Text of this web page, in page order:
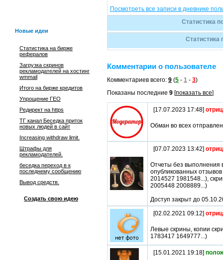
Новые идеи
Статистика на бирже
рефералов
Загрузка скринов
рекламодателей на хостинг
wmmail
Итого на бирже кредитов
Упрощение ГЕО
Редирект на https
ТГ канал Беседка приток
новых людей в сайт
Increasing withdraw limit.
Штрафы для
рекламодателей.
беседка переход в к
последнему сообщению
Вывод средств.
Создать свою идею
Посмотреть все записи в дневнике
Статистика
Статистика
Комментарии о пользователе
Комментариев всего: 9 (5 - 1 - 3)
Показаны последние 9 [показать все]
[17.07.2023 17:48]
Обман во всех
[07.07.2023 13:42]
Отчеты без выполнения
опубликованных
2014527 1981548...),
2005448 2008889...)
Доступ закрыт до
[02.02.2021 09:12]
Левые скрины, копии
1783417 1649777...)
[15.01.2021 19:18]